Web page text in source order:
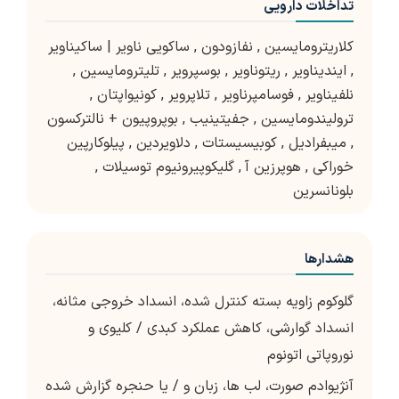
تداخلات دارویی
کلاریترومایسین , نفازودون , ساکویی ناویر | ساکیناویر
, ایندیناویر , ریتوناویر , بوسپرویر , تلیترومایسین ,
نلفیناویر , فوسامپرناویر , تلاپرویر , کونیواپتان ,
ترولیندومایسین , جفیتینیب , بوپروپیون + نالترکسون
, میبفرادیل , کوبیسیستات , دلاویردین , پیلوکارپین
خوراکی , هوپرزین آ , گلیکوپیرونیوم توسیلات ,
بلونانسرین
هشدارها
گلوکوم زاویه بسته کنترل شده، انسداد خروجی مثانه،
انسداد گوارشی، کاهش عملکرد کبدی / کلیوی و
نوروپاتی اتونوم
آنژیوادم صورت، لب ها، زبان و / یا حنجره گزارش شده